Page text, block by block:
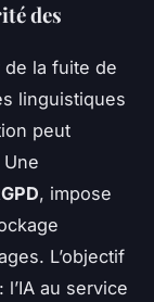
des
de la fuite de
linguistiques
peut
, impose
L’objectif
: l’IA au service